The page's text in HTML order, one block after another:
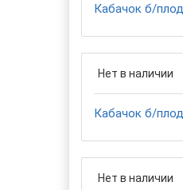
Кабачок б/
Нет в наличии
Кабачок б/
Нет в наличии